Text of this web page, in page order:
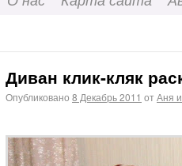
Диван клик-кляк
Опубликовано 8 Декабрь 2011 отАня